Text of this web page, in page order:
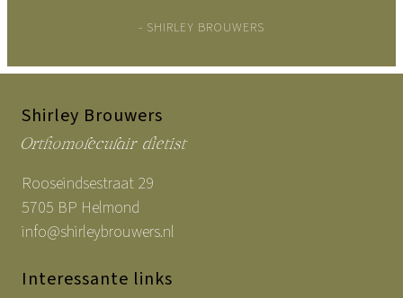
- SHIRLEY BROUWERS
Shirley Brouwers
Orthomoleculair dietist
Rooseindsestraat 29
5705 BP Helmond
info@shirleybrouwers.nl
Interessante links